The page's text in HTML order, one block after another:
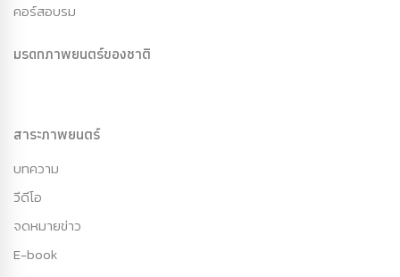
คอร์สอบรม
มรดกภาพยนตร์ของชาติ
สาระภาพยนตร์
บทความ
วีดีโอ
จดหมายข่าว
E-book